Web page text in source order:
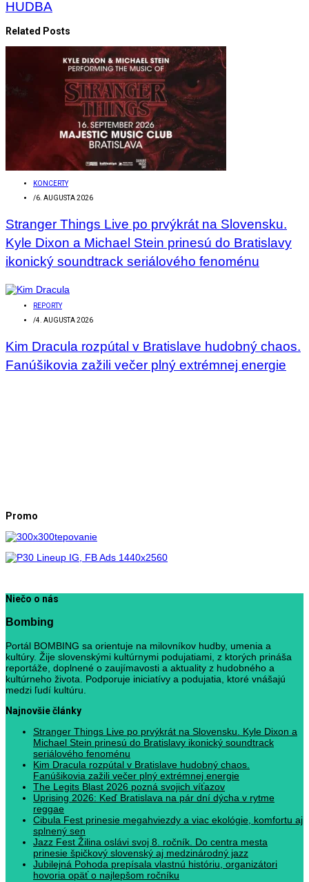
HUDBA
Related Posts
KONCERTY
/6. AUGUSTA 2026
Stranger Things Live po prvýkrát na Slovensku.
Kyle Dixon a Michael Stein prinesú do Bratislavy
ikonický soundtrack seriálového fenoménu
REPORTY
/4. AUGUSTA 2026
Kim Dracula rozpútal v Bratislave hudobný chaos.
Fanúšikovia zažili večer plný extrémnej energie
Promo
Niečo o nás
Bombing
Portál BOMBING sa orientuje na milovníkov hudby, umenia a
kultúry. Žije slovenskými kultúrnymi podujatiami, z ktorých prináša
reportáže, doplnené o zaujímavosti a aktuality z hudobného a
kultúrneho života. Podporuje iniciatívy a podujatia, ktoré vnášajú
medzi ľudí kultúru.
Najnovšie články
Stranger Things Live po prvýkrát na Slovensku. Kyle Dixon a
Michael Stein prinesú do Bratislavy ikonický soundtrack
seriálového fenoménu
Kim Dracula rozpútal v Bratislave hudobný chaos.
Fanúšikovia zažili večer plný extrémnej energie
The Legits Blast 2026 pozná svojich víťazov
Uprising 2026: Keď Bratislava na pár dní dýcha v rytme
reggae
Cibula Fest prinesie megahviezdy a viac ekológie, komfortu aj
splnený sen
Jazz Fest Žilina oslávi svoj 8. ročník. Do centra mesta
prinesie špičkový slovenský aj medzinárodný jazz
Jubilejná Pohoda prepísala vlastnú históriu, organizátori
hovoria opäť o najlepšom ročníku